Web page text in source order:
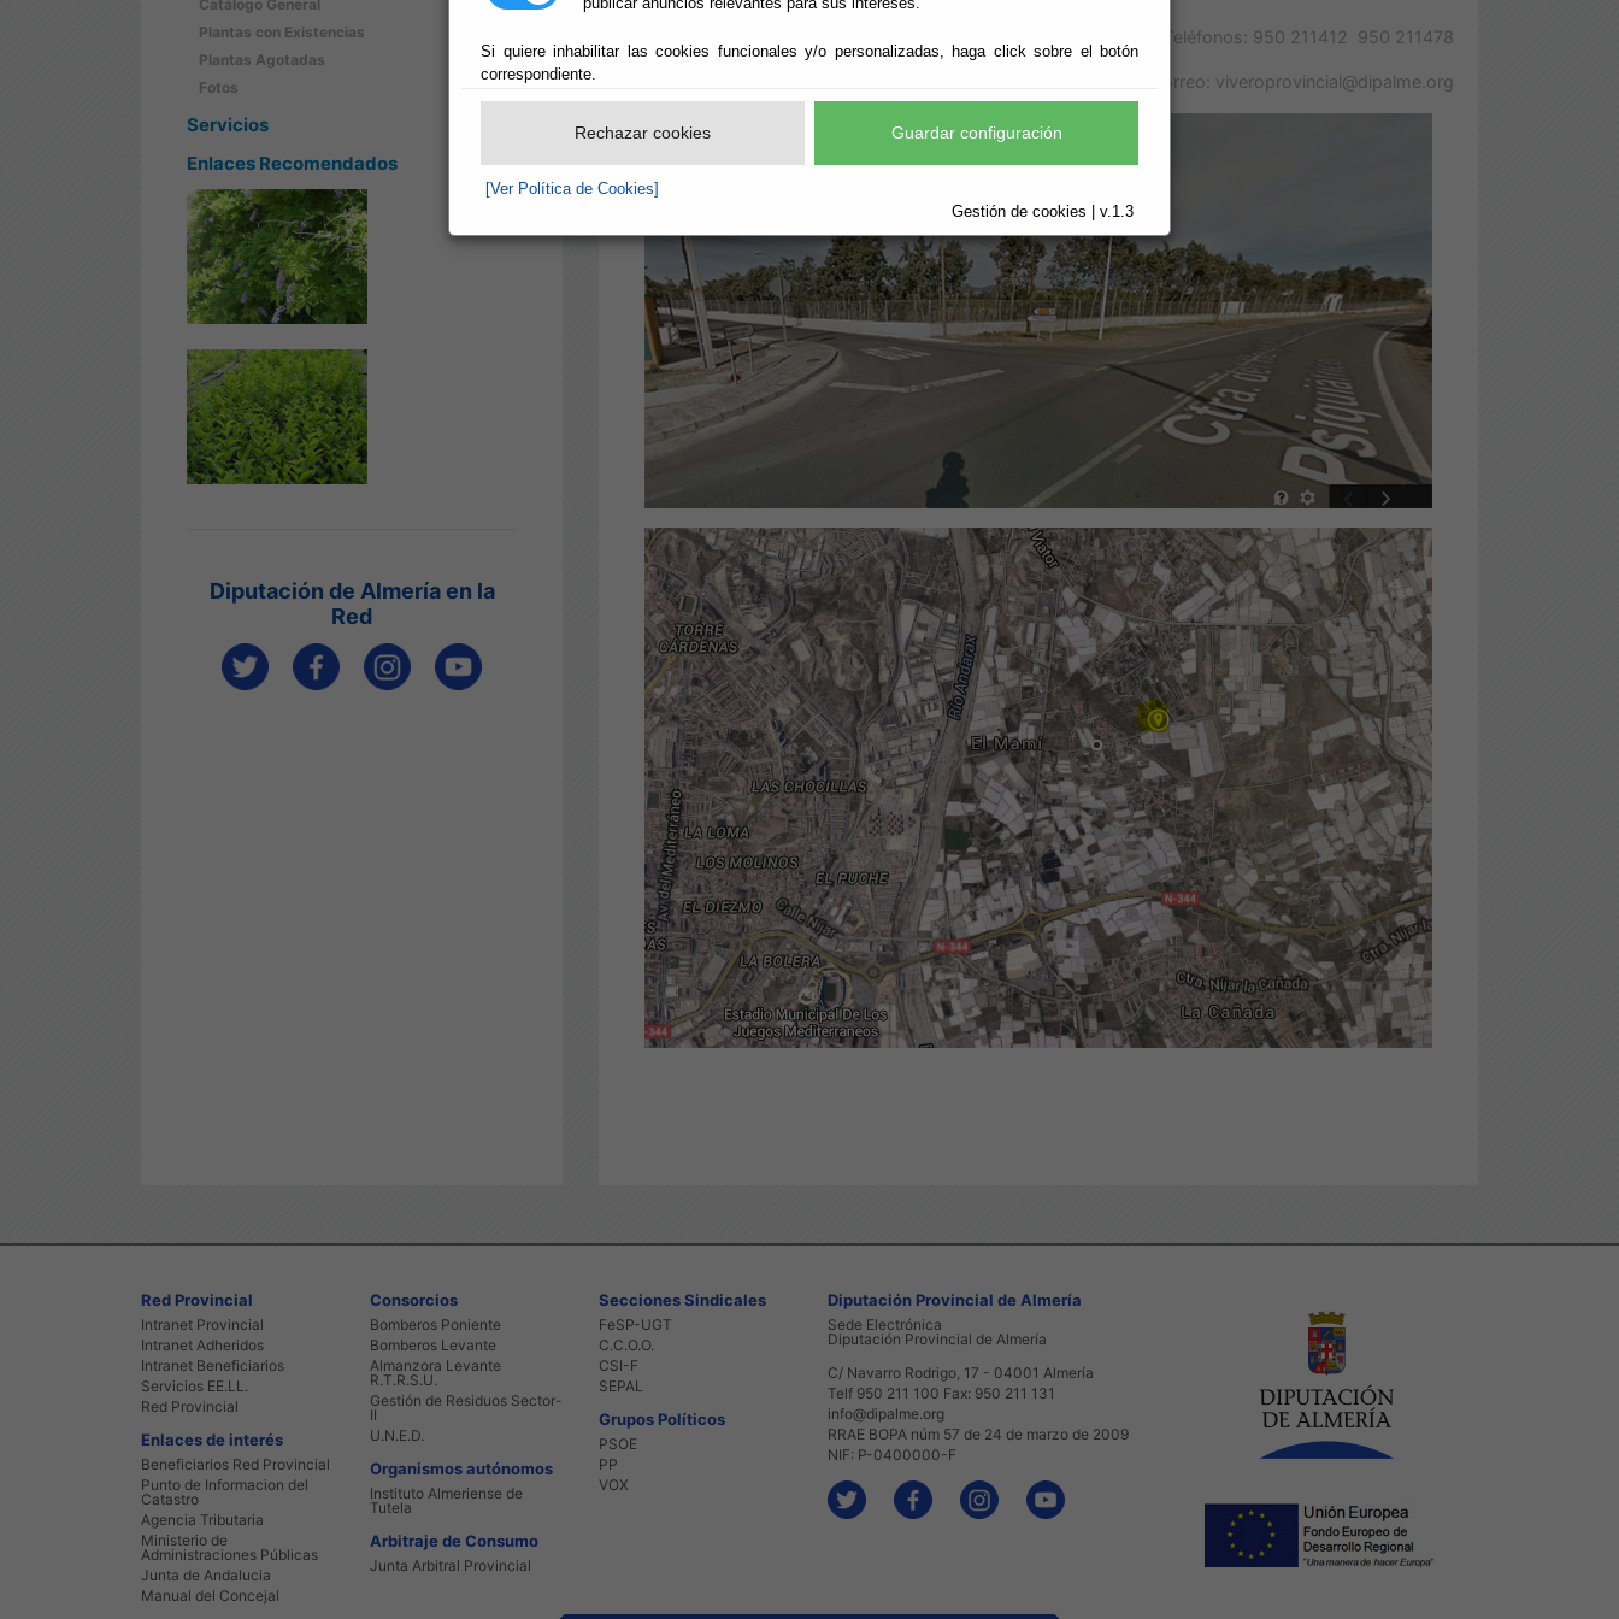
Si quiere inhabilitar las cookies funcionales y/o personalizadas, haga click sobre el botón
correspondiente.
Rechazar cookies Guardar configuración
[Ver Política de Cookies]
Gestión de cookies | v.1.3
Catálogo General
Plantas con Existencias
Plantas Agotadas
Fotos
Servicios
Enlaces Recomendados
Diputación de Almería en la
Red
Contacto: Teléfonos: 950 211412 950 211478
Correo: viveroprovincial@dipalme.org
Red Provincial
Intranet Provincial
Intranet Adheridos
Intranet Beneficiarios
Servicios EE.LL.
Red Provincial
Enlaces de interés
Beneficiarios Red Provincial
Punto de Informacion del
Catastro
Agencia Tributaria
Ministerio de
Administraciones Públicas
Junta de Andalucia
Manual del Concejal
Consorcios
Bomberos Poniente
Bomberos Levante
Almanzora Levante
R.T.R.S.U.
Gestión de Residuos Sector-
II
U.N.E.D.
Organismos autónomos
Instituto Almeriense de
Tutela
Arbitraje de Consumo
Junta Arbitral Provincial
Secciones Sindicales
FeSP-UGT
C.C.O.O.
CSI-F
SEPAL
Grupos Políticos
PSOE
PP
VOX
Diputación Provincial de Almería
Sede Electrónica
Diputación Provincial de Almería
C/ Navarro Rodrigo, 17 - 04001 Almería
Telf 950 211 100 Fax: 950 211 131
info@dipalme.org
RRAE BOPA núm 57 de 24 de marzo de 2009
NIF: P-0400000-F